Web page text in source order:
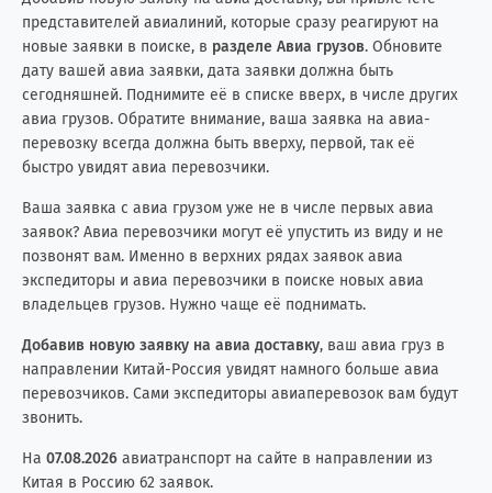
представителей авиалиний, которые сразу реагируют на
новые заявки в поиске, в разделе Авиа грузов. Обновите
дату вашей авиа заявки, дата заявки должна быть
сегодняшней. Поднимите её в списке вверх, в числе других
авиа грузов. Обратите внимание, ваша заявка на авиа-
перевозку всегда должна быть вверху, первой, так её
быстро увидят авиа перевозчики.
Ваша заявка с авиа грузом уже не в числе первых авиа
заявок? Авиа перевозчики могут её упустить из виду и не
позвонят вам. Именно в верхних рядах заявок авиа
экспедиторы и авиа перевозчики в поиске новых авиа
владельцев грузов. Нужно чаще её поднимать.
Добавив новую заявку на авиа доставку, ваш авиа груз в
направлении Китай-Россия увидят намного больше авиа
перевозчиков. Сами экспедиторы авиаперевозок вам будут
звонить.
На 07.08.2026 авиатранспорт на сайте в направлении из
Китая в Россию 62 заявок.